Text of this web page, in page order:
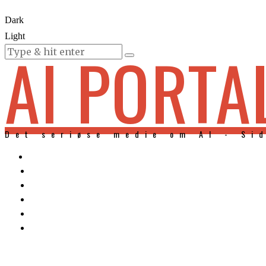
Dark
Light
KURSER
AI
Det seriøse medie om AI -